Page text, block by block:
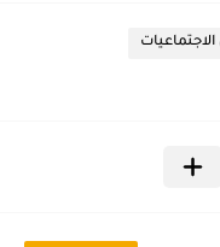
الاجتماعيات